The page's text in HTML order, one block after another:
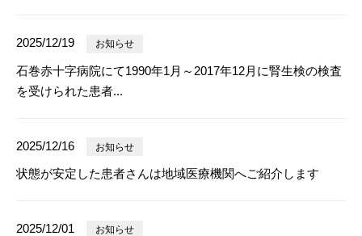
2025/12/19 お知らせ
石巻赤十字病院にて1990年1月～2017年12月に腎生検の検査
を受けられた患者...
2025/12/16 お知らせ
状態が安定した患者さんは地域医療機関へご紹介します
2025/12/01 お知らせ